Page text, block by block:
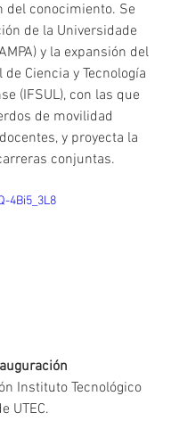
del conocimiento. Se
de la Universidade
y la expansión del
Ciencia y Tecnología
(IFSUL), con las que
de movilidad
y proyecta la
conjuntas.
4Bi5_3L8
Instituto Tecnológico
UTEC.